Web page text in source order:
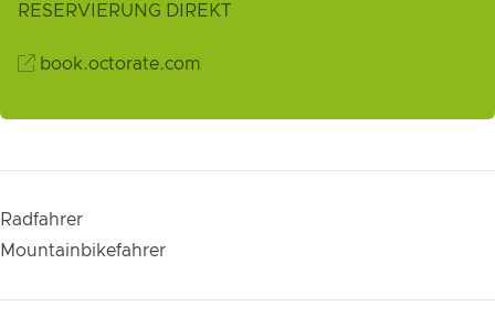
RESERVIERUNG DIREKT
book.octorate.com
Radfahrer
Mountainbikefahrer